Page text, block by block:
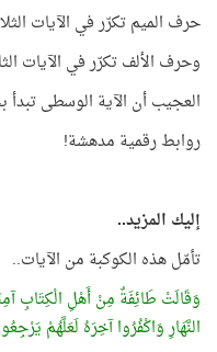
حرف الميم تكرّر في الآيات الثلاث 16
وحرف الألف تكرّر في الآيات الثلاث 32 مرّة، أي
العجيب أن الآية الوسطى
روابط رقمية مدهشة!
إليك المزيد..
تأمّل هذه الكوكبة من الآيات..
وَقَالَتْ طَائِفَةٌ مِنْ أَهْلِ الْكِتَابِ
النَّهَارِ وَاكْفُرُوا آخِرَهُ لَعَلَّهُمْ